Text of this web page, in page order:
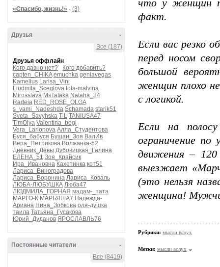
«Спасибо, жизнь!» - (3)
-
Друзья
Все (187)
Друзья оффлайн
Кого давно нет?
Кого добавить?
capten_CHIKA emuchka geniavegas
Kamelius Larisa_Vini
Liudmila_Sceglova lola-malvina
Mirosslava MsTataka Nataha_34
Radeia RED_ROSE_OLGA
s_vami_Nadeshda Schamada starik51
Sveta_Savyhska T-L TANIUSA47
TimOlya Valentina_begi
Vera_Larionova Алла_Студентова
Буся_бабуся Бущан_Зоя ВалИв
Вера_Петрикова Волжанка-52
Дневник_Девы Дубовицкая_Галина
ЕЛЕНА_51 Зоя_Крайсик
Ира_Ивановна Кахетинка кот51
Лариса_Виноградова
Лариса_Воронина Лариса_Коваль
ЛЮБА-ЛЮБУШКА Люба47
ЛЮДМИЛА_ГОРНАЯ мадам-_тата
МАРГО-К МАРЬЯША7 Надежда-
Ариана Нина_Зобкова оля-душка
таила Татьяна_Гусакова
Юрий_Дуданов ЯРОСЛАВЛЬ76
-
Постоянные читатели
Все (8419)
что у женщин
факт.
Если вас резко
перед носом
большой
женщин плохо
с логикой.
Если на
ограничение по
движения – 120
выезжает
(это нельзя
женщина!
Рубрики: мысли вслух
Метки: мысли вслух